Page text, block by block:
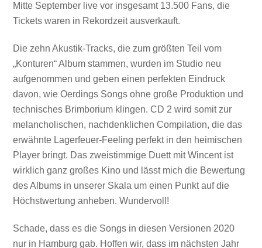
Mitte September live vor insgesamt 13.500 Fans, die
Tickets waren in Rekordzeit ausverkauft.
Die zehn Akustik-Tracks, die zum größten Teil vom
„Konturen“ Album stammen, wurden im Studio neu
aufgenommen und geben einen perfekten Eindruck
davon, wie Oerdings Songs ohne große Produktion und
technisches Brimborium klingen. CD 2 wird somit zur
melancholischen, nachdenklichen Compilation, die das
erwähnte Lagerfeuer-Feeling perfekt in den heimischen
Player bringt. Das zweistimmige Duett mit Wincent ist
wirklich ganz großes Kino und lässt mich die Bewertung
des Albums in unserer Skala um einen Punkt auf die
Höchstwertung anheben. Wundervoll!
Schade, dass es die Songs in diesen Versionen 2020
nur in Hamburg gab. Hoffen wir, dass im nächsten Jahr